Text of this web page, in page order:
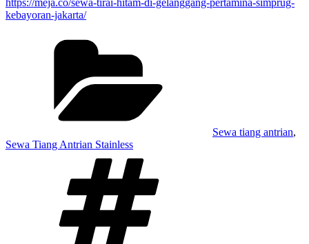
https://meja.co/sewa-tirai-hitam-di-gelanggang-pertamina-simprug-
kebayoran-jakarta/
Sewa tiang antrian,
Sewa Tiang Antrian Stainless